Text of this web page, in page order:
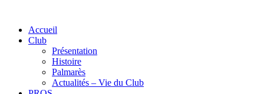
Accueil
Club
Présentation
Histoire
Palmarès
Actualités – Vie du Club